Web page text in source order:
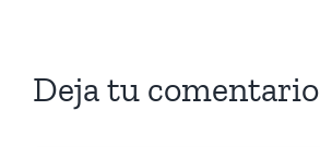
Deja tu comentario